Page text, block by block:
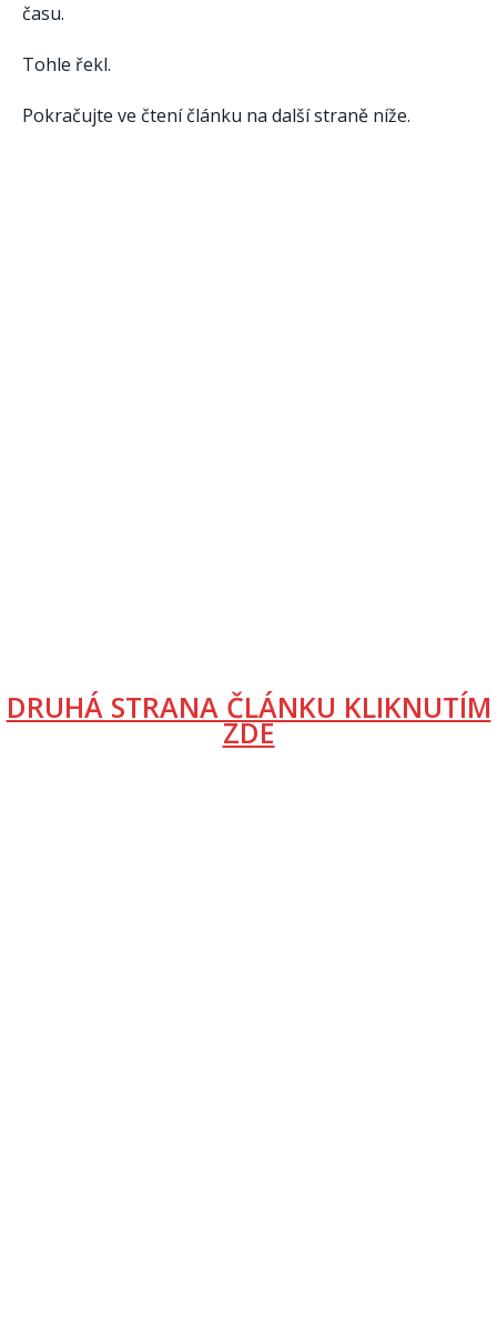
času.
Tohle řekl.
Pokračujte ve čtení článku na další straně níže.
DRUHÁ STRANA ČLÁNKU KLIKNUTÍM
ZDE